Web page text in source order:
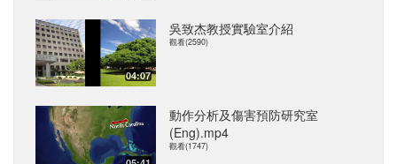
04:07
吳致杰教授實驗室介紹
觀看(2590)
動作分析及傷害預防研究室
(Eng).mp4
觀看(1747)